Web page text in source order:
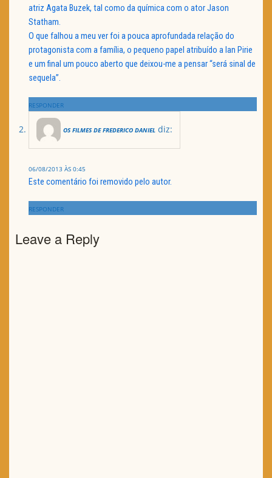
atriz Agata Buzek, tal como da química com o ator Jason
Statham.
O que falhou a meu ver foi a pouca aprofundada relação do
protagonista com a família, o pequeno papel atribuído a Ian Pirie
e um final um pouco aberto que deixou-me a pensar “será sinal de
sequela”.
RESPONDER
OS FILMES DE FREDERICO DANIEL diz:
06/08/2013 ÀS 0:45
Este comentário foi removido pelo autor.
RESPONDER
Leave a Reply